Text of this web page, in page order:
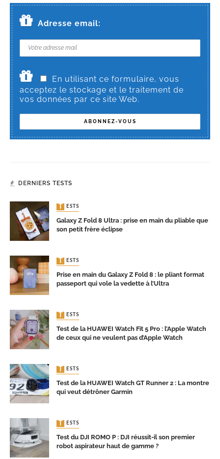
Adresse email:
En utilisant ce formulaire, vous
acceptez le stockage et le traitement de
vos données par ce site Web.
DERNIERS TESTS
TESTS
Galaxy Z Fold 8 Ultra : prise en main du pliable que
son petit frère éclipse
TESTS
Prise en main du Galaxy Z Fold 8 : le pliant format
passeport qui vole la vedette à l’Ultra
TESTS
Test de la HUAWEI Watch Fit 5 Pro : l’Apple Watch
de ceux qui ne veulent pas d’Apple Watch
TESTS
Test de la HUAWEI Watch GT Runner 2 : La montre
qui veut détrôner Garmin
TESTS
Test du DJI ROMO P : DJI réussit-il son premier
robot aspirateur haut de gamme ?